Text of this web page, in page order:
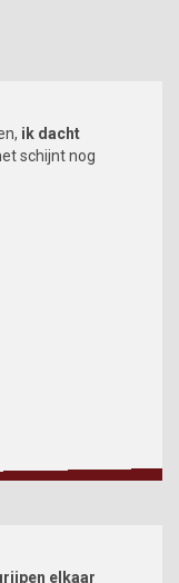
ik dacht
schijnt nog
elkaar